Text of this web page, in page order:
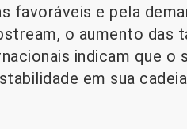
​​e pela
o aumento das
indicam que o
em sua